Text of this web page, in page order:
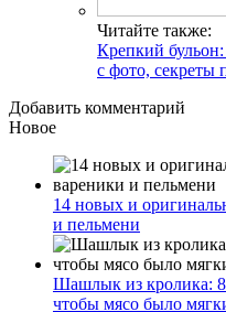
Читайте также:
Крепкий
с фото, секреты
Добавить комментарий
Новое
14 новых и
и пельмени
Шашлык из кролика:
чтобы мясо было